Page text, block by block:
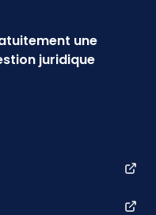
une
juridique